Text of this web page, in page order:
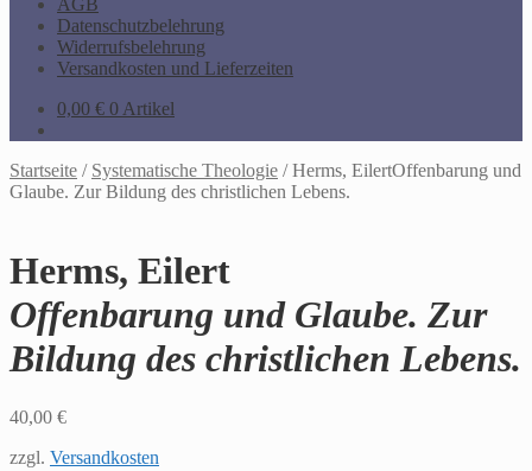
AGB
Datenschutzbelehrung
Widerrufsbelehrung
Versandkosten und Lieferzeiten
0,00 € 0 Artikel
Startseite / Systematische Theologie /Herms, EilertOffenbarung und
Glaube. Zur Bildung des christlichen Lebens.
Herms, Eilert
Offenbarung und Glaube. Zur
Bildung des christlichen Lebens.
40,00 €
zzgl. Versandkosten